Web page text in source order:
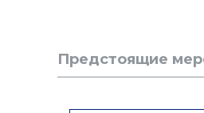
Предстоящие